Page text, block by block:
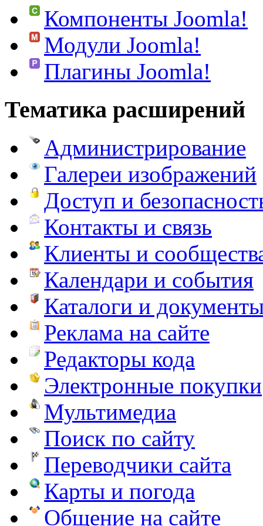
Компоненты Joomla!
Модули Joomla!
Плагины Joomla!
Тематика расширений
Администрирование
Галереи изображений
Доступ и
Контакты и связь
Клиенты и
Календари и события
Каталоги и
Реклама на сайте
Редакторы кода
Электронные покупки
Мультимедиа
Поиск по сайту
Переводчики сайта
Карты и погода
Общение на сайте